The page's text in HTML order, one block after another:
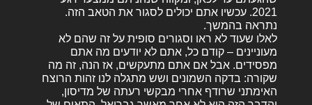
2021. עכשיו אתם יכולים לסגור את הטאב הזה.
נתראה בהמשך.
לאלו שעוד לא ראו וסגורים סופית על זה שהם לא
מעוניינים – קודם כל, אתם לא יודעים מה אתם
מפסידים. אבל אם אתם מתעקשים, אז הנה, זה מה
שקורה: בדקה השמונים ושש מתגלה לנו זהות הרוצח
האימתני שרודף אחרי מבקשי רעתה של מדיסון,